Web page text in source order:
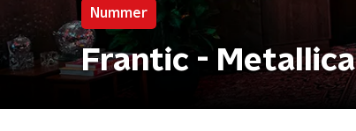
Nummer
Frantic - Metallica